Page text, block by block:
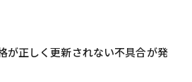
が正しく更新されない不具合が発